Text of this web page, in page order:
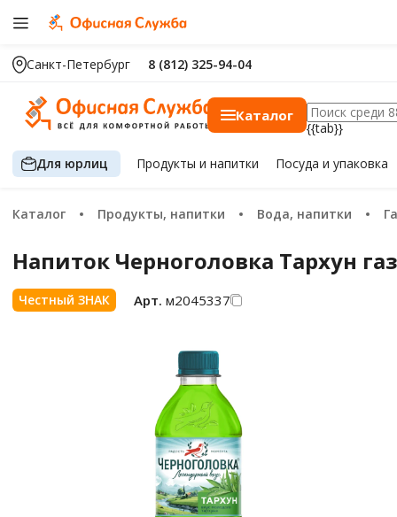
Санкт-Петербург 8 (812) 325-94-04
Каталог
{{tab}}
Для юрлиц Продуктыи напитки Посуда и упаковка
Каталог Продукты, напитки Вода, напитки
Напиток Черноголовка Тархун
Честный ЗНАК Арт. м2045337